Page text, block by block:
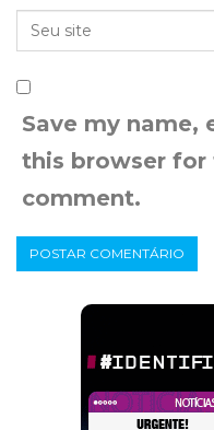
Save my name,
this browser for
comment.